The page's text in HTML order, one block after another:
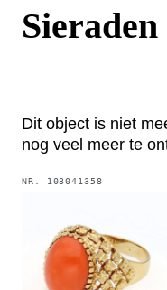
Sieraden
Dit object is niet
nog veel meer te
NR. 103041358